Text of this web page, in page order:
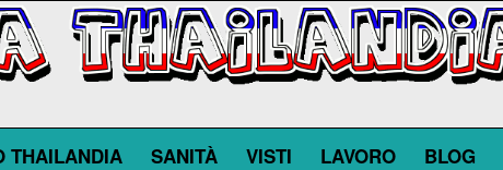
THAILANDIA SANITÀ VISTI LAVORO BLOG